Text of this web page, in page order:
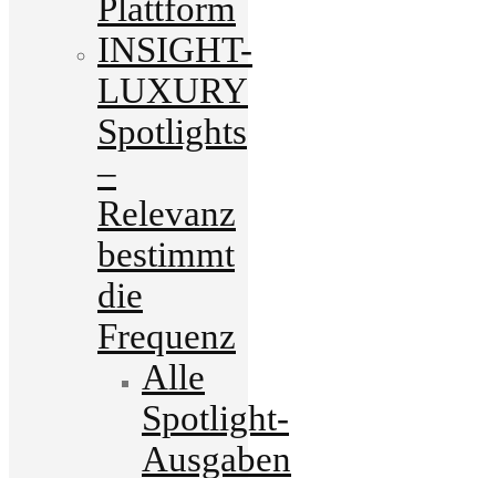
Plattform
INSIGHT-
LUXURY
Spotlights
–
Relevanz
bestimmt
die
Frequenz
Alle
Spotlight-
Ausgaben